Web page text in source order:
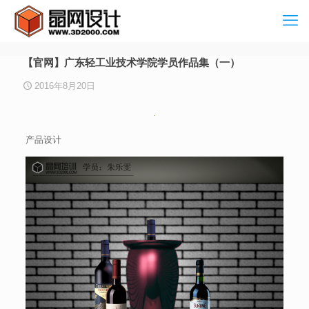
【官网】广东轻工业技术学院学员作品集（一）
2016年8月20日
产品设计